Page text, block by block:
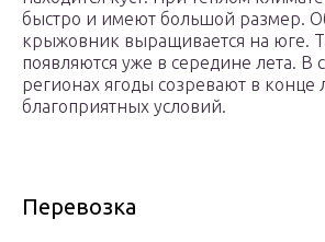
быстро и имеют большой размер.
крыжовник выращивается на юге.
появляются уже в середине лета. В
регионах ягоды созревают в конце
благоприятных условий.
Перевозка